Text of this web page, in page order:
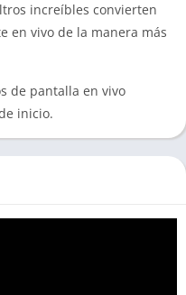
increíbles convierten
en vivo de la manera más
de pantalla en vivo
inicio.